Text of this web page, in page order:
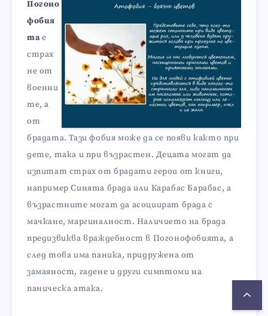
Погоно
фобия
тае
страх
не от
военни
те, а
от
брадата. Тази фобия може да се появи както при
дете, така и при възрастен. Децата могат да
изпитат страх от брадати герои от книги,
например Синята брада или Карабас Барабас, а
възрастните могат да асоциират брада с
мачкане, маргиналност. Наличието на брада
предизвиква враждебност в Погонофобията, а
след това има паника, придружена от
замаяност, гадене и други симптоми на
паническа атака.